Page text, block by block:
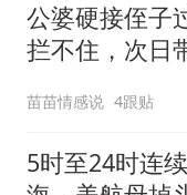
公婆硬接侄子
拦不住，次日
苗苗情感说 4跟贴
5时至24时连